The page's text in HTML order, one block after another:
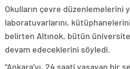
Okulların çevre düzenlemelerini
laboratuvarlarını,
belirten Altınok, bütün
devam edeceklerini söyledi.
“Ankara’yı, 24 saati yaşayan bir